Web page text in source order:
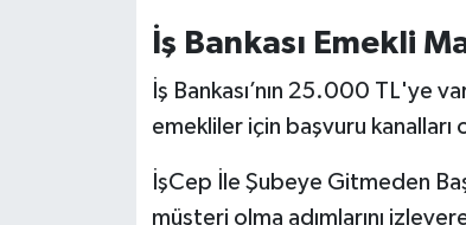
İş Bankası Emekli
İş Bankası’nın 25.000 TL'ye
emekliler için başvuru kanalları
İşCep İle Şubeye Gitmeden
müşteri olma adımlarını